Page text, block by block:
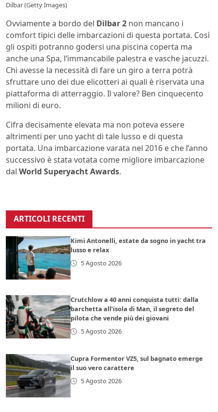
Dilbar (Getty Images)
Ovviamente a bordo del Dilbar 2 non mancano i
comfort tipici delle imbarcazioni di questa portata. Così
gli ospiti potranno godersi una piscina coperta ma
anche una Spa, l’immancabile palestra e vasche jacuzzi.
Chi avesse la necessità di fare un giro a terra potrà
sfruttare uno dei due elicotteri ai quali è riservata una
piattaforma di atterraggio. Il valore? Ben cinquecento
milioni di euro.
Cifra decisamente elevata ma non poteva essere
altrimenti per uno yacht di tale lusso e di questa
portata. Una imbarcazione varata nel 2016 e che l’anno
successivo è stata votata come migliore imbarcazione
dal World Superyacht Awards.
ARTICOLI RECENTI
Kimi Antonelli, estate da sogno in yacht tra
lusso e relax
5 Agosto 2026
Crutchlow a 40 anni conquista tutti: dalla
barchetta all’isola di Man, il segreto del
pilota che vende più dei giovani
5 Agosto 2026
Cupra Formentor VZ5, sul bagnato emerge
il suo vero carattere
5 Agosto 2026